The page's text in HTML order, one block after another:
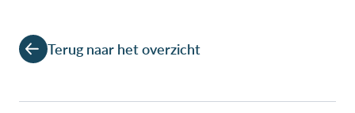
Terug naar het overzicht